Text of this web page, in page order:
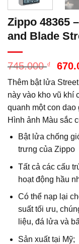
Zippo 48365
and Blade
745.000₫
Giá
là:
Thêm bật lửa
này vào kho vũ khí
quanh một con dao
Hình ảnh Màu sắc
Bật lửa chống
trưng của Zippo
Tất cả các cấu
hoạt động hầu
Có thể nạp lại
suất tối ưu,
liệu, đá lửa và
Sản xuất tại Mỹ;